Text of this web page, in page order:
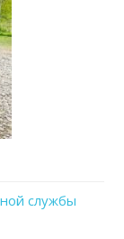
службы